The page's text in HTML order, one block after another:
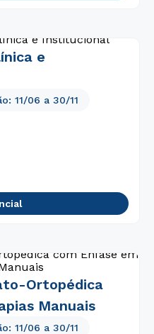
e
11/06 a 30/11
Ortopédica
Manuais
11/06 a 30/11